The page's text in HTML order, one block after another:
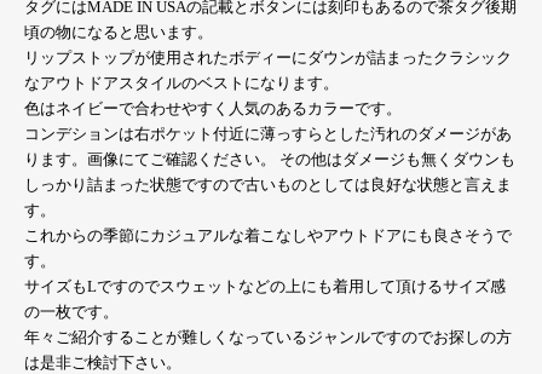
タグにはMADE IN USAの記載とボタンには刻印もあるので茶タグ後期
頃の物になると思います。
リップストップが使用されたボディーにダウンが詰まったクラシック
なアウトドアスタイルのベストになります。
色はネイビーで合わせやすく人気のあるカラーです。
コンデションは右ポケット付近に薄っすらとした汚れのダメージがあ
ります。画像にてご確認ください。 その他はダメージも無くダウンも
しっかり詰まった状態ですので古いものとしては良好な状態と言えま
す。
これからの季節にカジュアルな着こなしやアウトドアにも良さそうで
す。
サイズもLですのでスウェットなどの上にも着用して頂けるサイズ感
の一枚です。
年々ご紹介することが難しくなっているジャンルですのでお探しの方
は是非ご検討下さい。